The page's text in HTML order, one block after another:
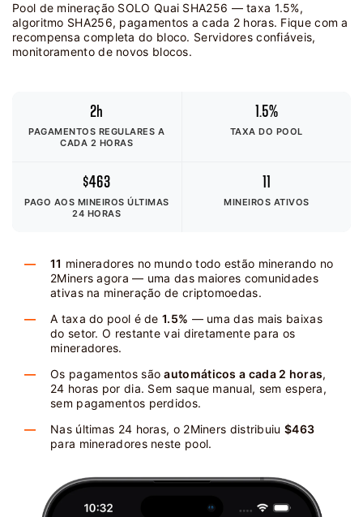
Pool de mineração SOLO Quai SHA256 — taxa 1.5%,
algoritmo SHA256, pagamentos a cada 2 horas. Fique com a
recompensa completa do bloco. Servidores confiáveis,
monitoramento de novos blocos.
2h
PAGAMENTOS REGULARES A
CADA 2 HORAS
1.5%
TAXA DO POOL
$463
PAGO AOS MINEIROS ÚLTIMAS
24 HORAS
11
MINEIROS ATIVOS
11 mineradores no mundo todo estão minerando no
2Miners agora — uma das maiores comunidades
ativas na mineração de criptomoedas.
A taxa do pool é de 1.5% — uma das mais baixas
do setor. O restante vai diretamente para os
mineradores.
Os pagamentos sãoautomáticos a cada 2 horas,
24 horas por dia. Sem saque manual, sem espera,
sem pagamentos perdidos.
Nas últimas 24 horas, o 2Miners distribuiu $463
para mineradores neste pool.